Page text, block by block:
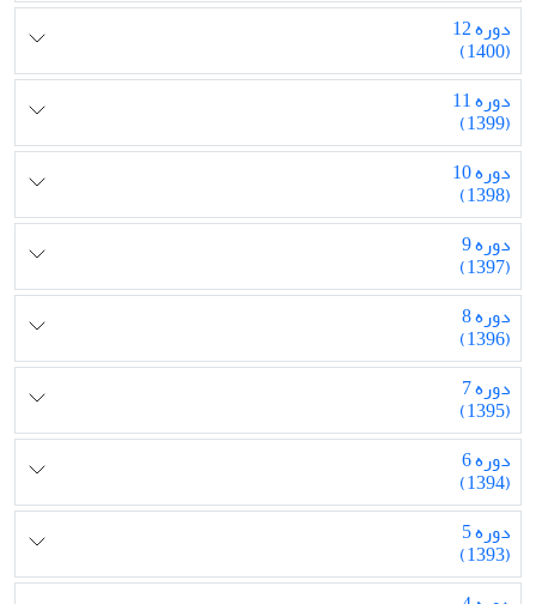
دوره 12
(1400)
دوره 11
(1399)
دوره 10
(1398)
دوره 9
(1397)
دوره 8
(1396)
دوره 7
(1395)
دوره 6
(1394)
دوره 5
(1393)